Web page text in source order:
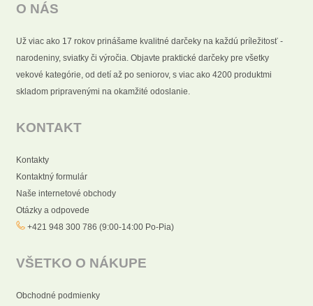
O NÁS
Už viac ako 17 rokov prinášame kvalitné darčeky na každú príležitosť -
narodeniny, sviatky či výročia. Objavte praktické darčeky pre všetky
vekové kategórie, od detí až po seniorov, s viac ako 4200 produktmi
skladom pripravenými na okamžité odoslanie.
KONTAKT
Kontakty
Kontaktný formulár
Naše internetové obchody
Otázky a odpovede
+421 948 300 786 (9:00-14:00 Po-Pia)
VŠETKO O NÁKUPE
Obchodné podmienky